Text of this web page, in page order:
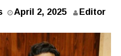
April 2, 2025 Editor